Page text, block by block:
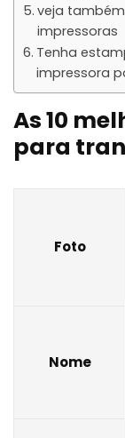
veja
impressoras
Tenha
impressora
As 10
para
Foto
Nome